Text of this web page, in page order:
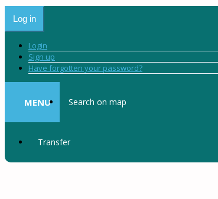
Log in
Login
Sign up
Have forgotten your password?
MENU Search on map
Transfer